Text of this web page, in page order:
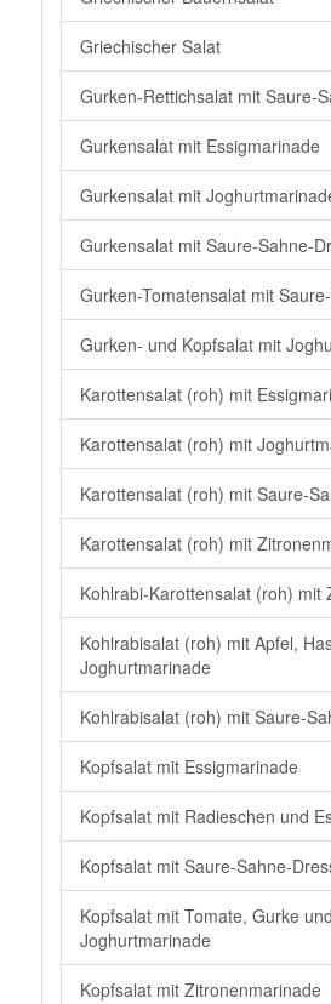
Griechischer Salat
Gurken-Rettichsalat mit Saure-
Gurkensalat mit Essigmarinade
Gurkensalat mit
Gurkensalat mit Saure-Sahne-
Gurken-Tomatensalat mit
Gurken- und Kopfsalat mit
Karottensalat (roh) mit
Karottensalat (roh) mit
Karottensalat (roh) mit Saure-
Karottensalat (roh) mit
Kohlrabi-Karottensalat (roh) mit
Kohlrabisalat (roh) mit Apfel,
Joghurtmarinade
Kohlrabisalat (roh) mit Saure-
Kopfsalat mit Essigmarinade
Kopfsalat mit Radieschen und
Kopfsalat mit Saure-Sahne-
Kopfsalat mit Tomate, Gurke und
Joghurtmarinade
Kopfsalat mit Zitronenmarinade